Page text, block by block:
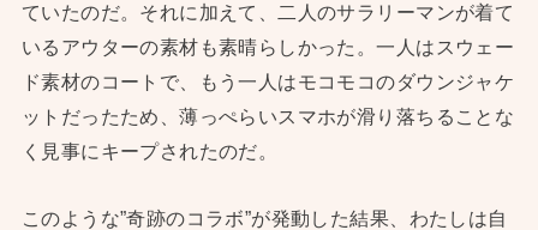
ていたのだ。それに加えて、二人のサラリーマンが着て
いるアウターの素材も素晴らしかった。一人はスウェー
ド素材のコートで、もう一人はモコモコのダウンジャケ
ットだったため、薄っぺらいスマホが滑り落ちることな
く見事にキープされたのだ。
このような”奇跡のコラボ”が発動した結果、わたしは自